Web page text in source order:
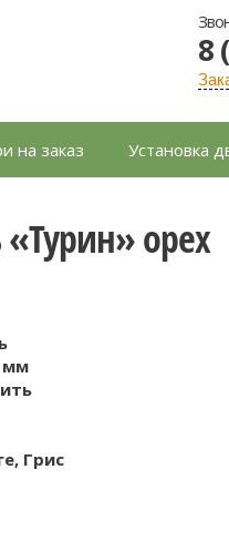
8
на заказ Установка
орех
мм
Грис